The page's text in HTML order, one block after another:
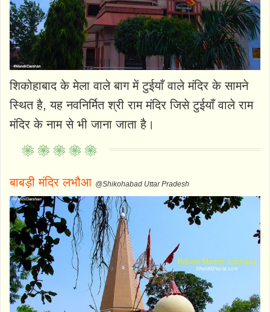
शिकोहाबाद के मेला वाले बाग में टुईयाँ वाले मंदिर के सामने
स्थित है, यह नवनिर्मित श्री राम मंदिर जिसे टुईयाँ वाले राम
मंदिर के नाम से भी जाना जाता है।
बाबड़ी मंदिर लभौआ @Shikohabad Uttar Pradesh